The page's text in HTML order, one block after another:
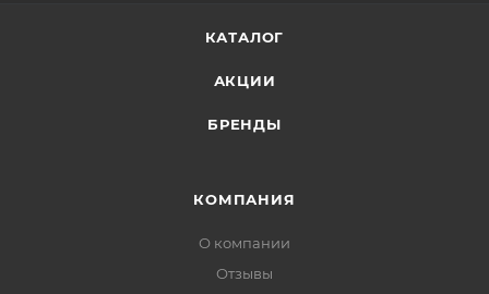
КАТАЛОГ
АКЦИИ
БРЕНДЫ
КОМПАНИЯ
О компании
Отзывы